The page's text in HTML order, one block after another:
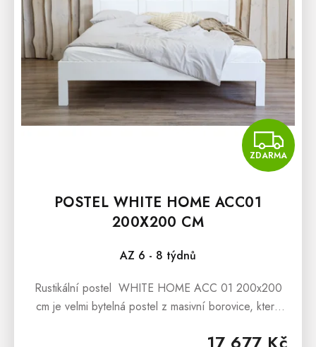
ZDARMA
POSTEL WHITE HOME ACC01
200X200 CM
AZ 6 - 8 týdnů
Rustikální postel WHITE HOME ACC 01 200x200
cm je velmi bytelná postel z masivní borovice, která
dětského i studentského...